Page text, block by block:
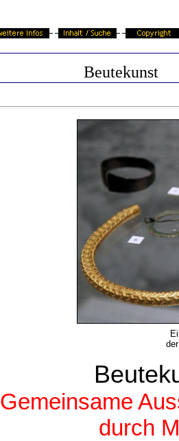
Beutekunst
Gemeinsame
durch